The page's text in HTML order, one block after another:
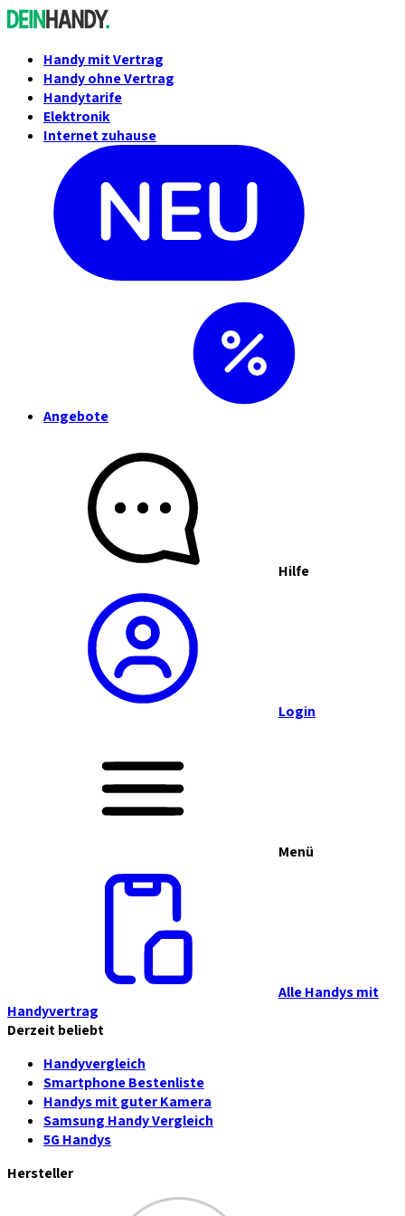
Handy mit Vertrag
Handy ohne Vertrag
Handytarife
Elektronik
Internet zuhause
Angebote
Hilfe
Login
Menü
Alle Handys mit
Handyvertrag
Derzeit beliebt
Handyvergleich
Smartphone Bestenliste
Handys mit guter Kamera
Samsung Handy Vergleich
5G Handys
Hersteller